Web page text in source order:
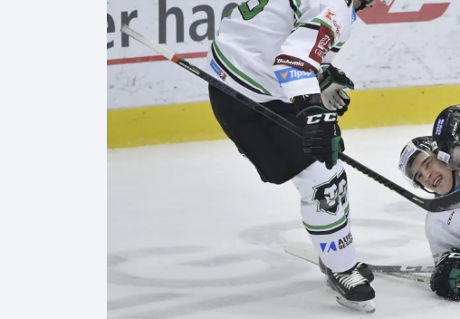
Curling
Dostihy
Florbal
Futsal
Golf
Gymnastika